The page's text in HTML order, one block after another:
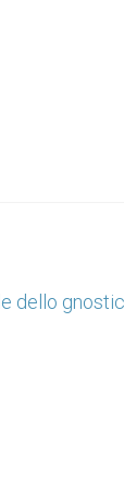
dello